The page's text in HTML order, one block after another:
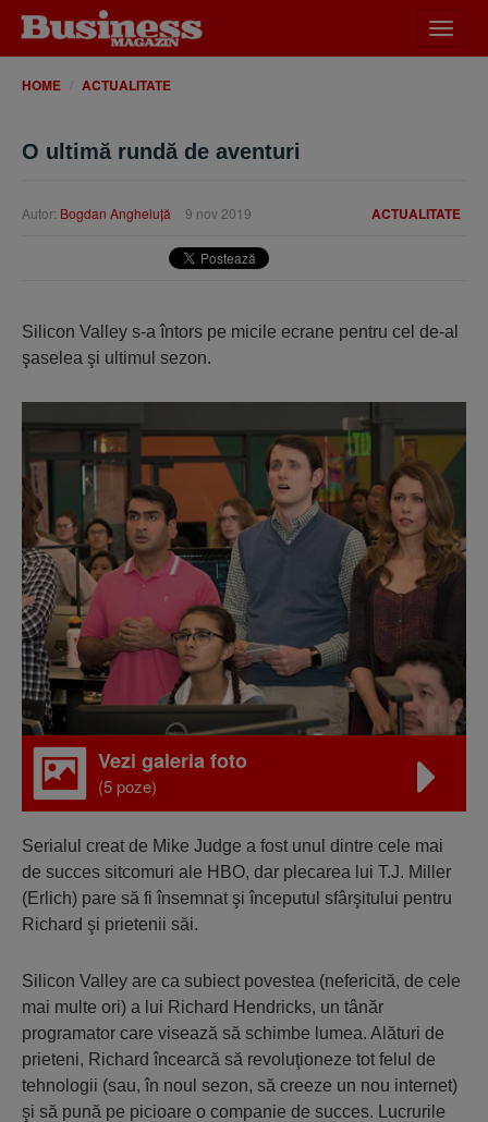
meniu
HOME ACTUALITATE
O ultimă rundă de aventuri
ACTUALITATE
Autor: Bogdan Angheluţă 9 nov 2019
Silicon Valley s-a întors pe micile ecrane pentru cel de-al
şaselea şi ultimul sezon.
Vezi galeria foto
(5 poze)
Serialul creat de Mike Judge a fost unul dintre cele mai
de succes sitcomuri ale HBO, dar plecarea lui T.J. Miller
(Erlich) pare să fi însemnat şi începutul sfârşitului pentru
Richard şi prietenii săi.
Silicon Valley are ca subiect povestea (nefericită, de cele
mai multe ori) a lui Richard Hendricks, un tânăr
programator care visează să schimbe lumea. Alături de
prieteni, Richard încearcă să revoluţioneze tot felul de
tehnologii (sau, în noul sezon, să creeze un nou internet)
şi să pună pe picioare o companie de succes. Lucrurile